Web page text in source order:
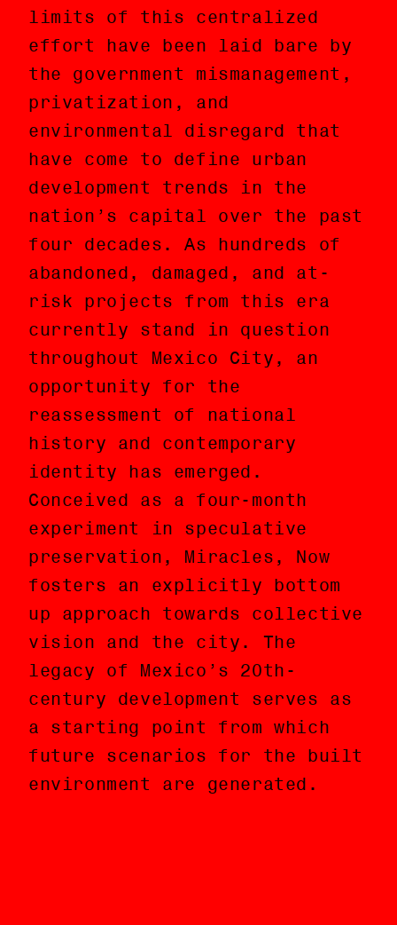
limits of this centralized
effort have been laid bare by
the government mismanagement,
privatization, and
environmental disregard that
have come to define urban
development trends in the
nation’s capital over the past
four decades. As hundreds of
abandoned, damaged, and at-
risk projects from this era
currently stand in question
throughout Mexico City, an
opportunity for the
reassessment of national
history and contemporary
identity has emerged.
Conceived as a four-month
experiment in speculative
preservation, Miracles, Now
fosters an explicitly bottom
up approach towards collective
vision and the city. The
legacy of Mexico’s 20th-
century development serves as
a starting point from which
future scenarios for the built
environment are generated.
visionario, los límites
sociales y políticos de este
esfuerzo centralizado han sido
desmantelados por la mala
administración gubernamental,
la privatización, y la
desatención ambiental que han
caracterizado a las tendencias
del desarrollo urbano en la
capital de la nación durante
las últimas cuatro décadas.
Mientras que el futuro de
cientos de proyectos de esta
era abandonos, dañados, y en
riesgo en la Ciudad de México
es incierto, ha surgido una
oportunidad para la
revaloración de la historia
nacional y la identidad
contemporánea del país.
Concebido como un experimento
en preservación especulativa
con duración de cuatro meses,
Miracles, Now fomenta un
acercamiento explícitamente
bottom-up de la visión
colectiva y la ciudad. El
legado del desarrollo del